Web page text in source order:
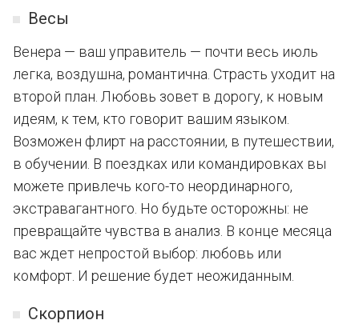
Весы
Венера — ваш управитель — почти весь июль
легка, воздушна, романтична. Страсть уходит на
второй план. Любовь зовет в дорогу, к новым
идеям, к тем, кто говорит вашим языком.
Возможен флирт на расстоянии, в путешествии,
в обучении. В поездках или командировках вы
можете привлечь кого-то неординарного,
экстравагантного. Но будьте осторожны: не
превращайте чувства в анализ. В конце месяца
вас ждет непростой выбор: любовь или
комфорт. И решение будет неожиданным.
Скорпион